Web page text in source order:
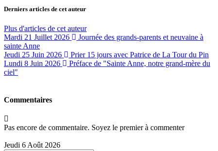
Derniers articles de cet auteur
Plus d'articles de cet auteur
Mardi 21 Juillet 2026
Journée des grands-parents et neuvaine à
sainte Anne
Jeudi 25 Juin 2026
Prier 15 jours avec Patrice de La Tour du Pin
Lundi 8 Juin 2026
Préface de "Sainte Anne, notre grand-mère du
ciel"
Commentaires
Pas encore de commentaire. Soyez le premier à commenter
Jeudi 6 Août 2026